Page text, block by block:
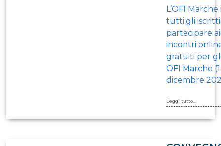
L’OFI
tutti gli iscritti
partecipare
incontri
gratuiti per
OFI Marche
dicembre
Leggi tutto...